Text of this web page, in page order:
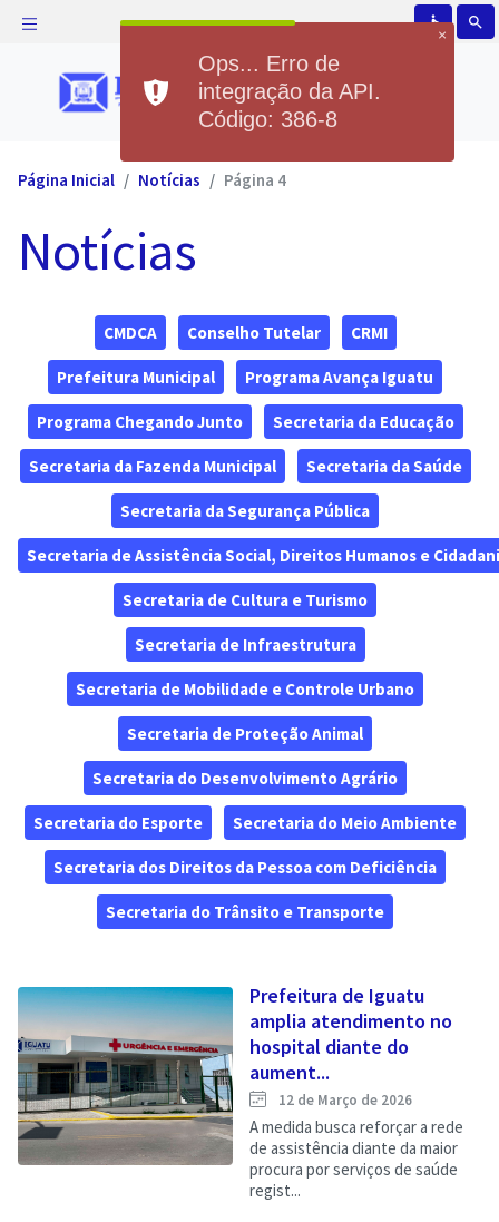
accessible search
Página Inicial Notícias Página 4
Notícias
CMDCA Conselho Tutelar CRMI
Prefeitura Municipal Programa Avança Iguatu
Programa Chegando Junto Secretaria da Educação
Secretaria da Fazenda Municipal Secretaria da Saúde
Secretaria da Segurança Pública
Secretaria de Assistência Social, Direitos Humanos e
Secretaria de Cultura e Turismo
Secretaria de Infraestrutura
Secretaria de Mobilidade e Controle Urbano
Secretaria de Proteção Animal
Secretaria do Desenvolvimento Agrário
Secretaria do Esporte Secretaria do Meio Ambiente
Secretaria dos Direitos da Pessoa com Deficiência
Secretaria do Trânsito e Transporte
Prefeitura de Iguatu
amplia atendimento no
hospital diante do
aument...
12 de Março de 2026
A medida busca reforçar a rede
de assistência diante da maior
procura por serviços de saúde
regist...
×
Ops... Erro de
integração da API.
Código: 386-8